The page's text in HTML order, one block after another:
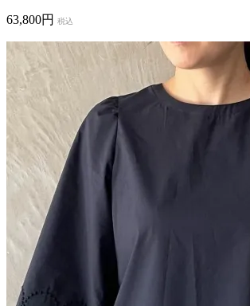
63,800円 税込